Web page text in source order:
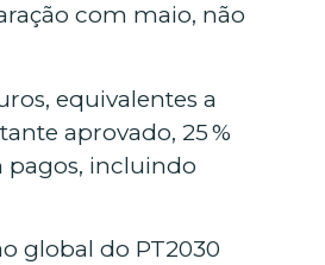
com maio, não
equivalentes a
aprovado, 25 %
pagos, incluindo
global do PT2030